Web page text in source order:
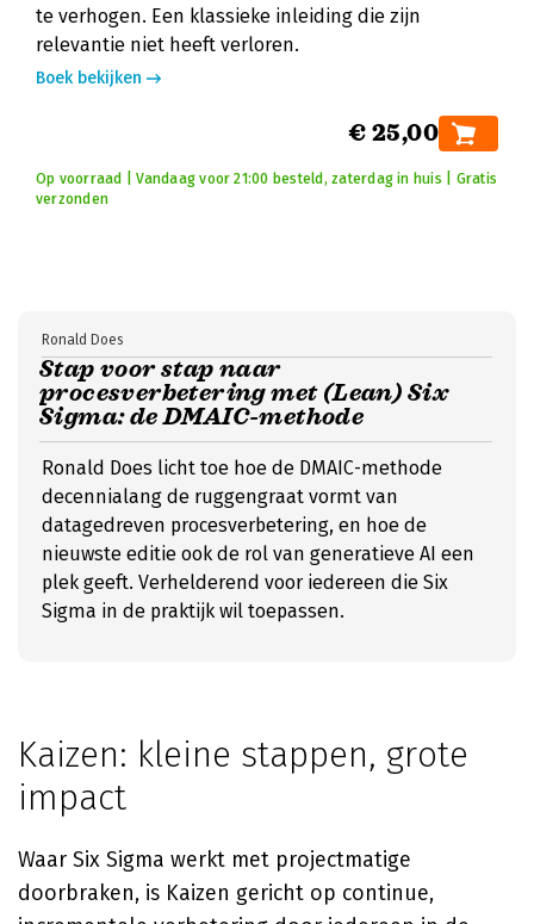
te verhogen. Een klassieke inleiding die zijn
relevantie niet heeft verloren.
Boek bekijken
€ 25,00
Op voorraad | Vandaag voor 21:00 besteld, zaterdag in huis | Gratis
verzonden
Stap voor stap naar
procesverbetering met (Lean) Six
Sigma: de DMAIC-methode
Ronald Does
Ronald Does licht toe hoe de DMAIC-methode
decennialang de ruggengraat vormt van
datagedreven procesverbetering, en hoe de
nieuwste editie ook de rol van generatieve AI een
plek geeft. Verhelderend voor iedereen die Six
Sigma in de praktijk wil toepassen.
Kaizen: kleine stappen, grote
impact
Waar Six Sigma werkt met projectmatige
doorbraken, is Kaizen gericht op continue,